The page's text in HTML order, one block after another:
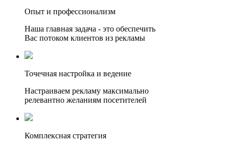
Опыт и профессионализм
Наша главная задача - это обеспечить
Вас потоком клиентов из рекламы
Точечная настройка и ведение
Настраиваем рекламу максимально
релевантно желаниям посетителей
Комплексная стратегия